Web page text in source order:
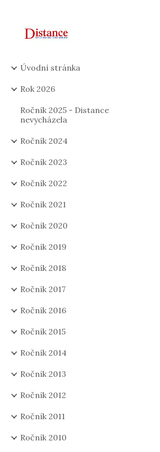
Úvodní stránka
Rok 2026
Ročník 2025 - Distance
nevycházela
Ročník 2024
Ročník 2023
Ročník 2022
Ročník 2021
Ročník 2020
Ročník 2019
Ročník 2018
Ročník 2017
Ročník 2016
Ročník 2015
Ročník 2014
Ročník 2013
Ročník 2012
Ročník 2011
Ročník 2010